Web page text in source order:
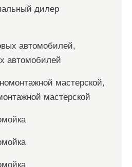
дилер
автомобилей,
автомобилей
мастерской,
мастерской